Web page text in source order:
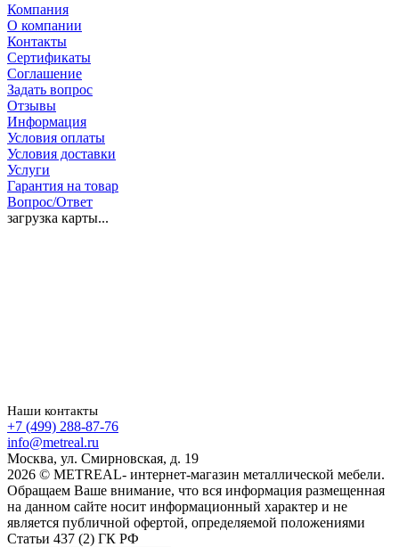
Компания
О компании
Контакты
Сертификаты
Соглашение
Задать вопрос
Отзывы
Информация
Условия оплаты
Условия доставки
Услуги
Гарантия на товар
Вопрос/Ответ
загрузка карты...
Наши контакты
+7 (499) 288-87-76
info@metreal.ru
Москва, ул. Смирновская, д. 19
2026 © METREAL- интернет-магазин металлической мебели.
Обращаем Ваше внимание, что вся информация размещенная
на данном сайте носит информационный характер и не
является публичной офертой, определяемой положениями
Статьи 437 (2) ГК РФ